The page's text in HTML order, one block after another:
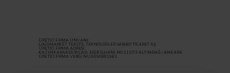
ÜRETİCİ FİRMA ÜNVANI:
LOGOMARKET TEKSTİL TEKNOLOJİLER SANAYİ TİCARET AŞ
ÜRETİCİ FİRMA ADRESİ :
KAZIMKARABEKİR CAD. ESER İŞHANI NO 112/73 ALTINDAĞ / ANKARA
ÜRETİCİ FİRMA VERGİ NU:6090881983